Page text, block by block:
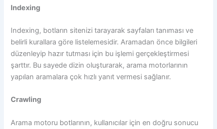
Indexing
Indexing, botların sitenizi tarayarak sayfaları tanıması ve
belirli kurallara göre listelemesidir. Aramadan önce bilgileri
düzenleyip hazır tutması için bu işlemi gerçekleştirmesi
şarttır. Bu sayede dizin oluşturarak, arama motorlarının
yapılan aramalara çok hızlı yanıt vermesi sağlanır.
Crawling
Arama motoru botlarının, kullanıcılar için en doğru sonucu